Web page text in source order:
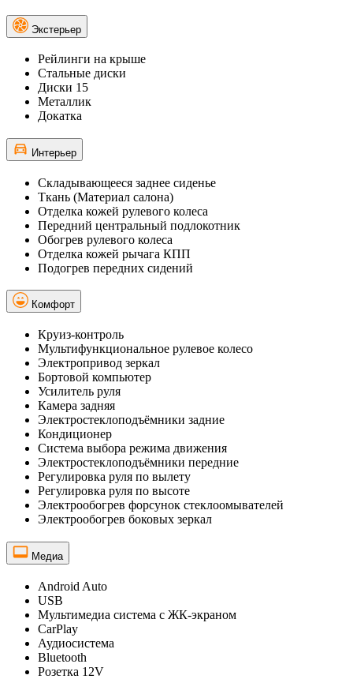
Экстерьер
Рейлинги на крыше
Стальные диски
Диски 15
Металлик
Докатка
Интерьер
Складывающееся заднее сиденье
Ткань (Материал салона)
Отделка кожей рулевого колеса
Передний центральный подлокотник
Обогрев рулевого колеса
Отделка кожей рычага КПП
Подогрев передних сидений
Комфорт
Круиз-контроль
Мультифункциональное рулевое колесо
Электропривод зеркал
Бортовой компьютер
Усилитель руля
Камера задняя
Электростеклоподъёмники задние
Кондиционер
Система выбора режима движения
Электростеклоподъёмники передние
Регулировка руля по вылету
Регулировка руля по высоте
Электрообогрев форсунок стеклоомывателей
Электрообогрев боковых зеркал
Медиа
Android Auto
USB
Мультимедиа система с ЖК-экраном
CarPlay
Аудиосистема
Bluetooth
Розетка 12V